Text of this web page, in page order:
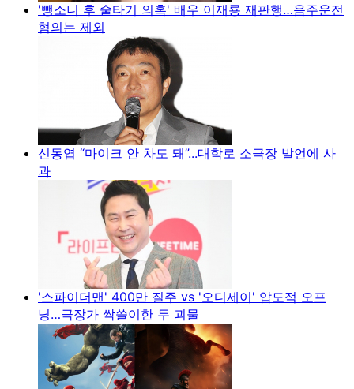
'뺑소니 후 술타기 의혹' 배우 이재룡 재판행…음주운전
혐의는 제외
신동엽 “마이크 안 차도 돼”...대학로 소극장 발언에 사
과
'스파이더맨' 400만 질주 vs '오디세이' 압도적 오프
닝…극장가 싹쓸이한 두 괴물